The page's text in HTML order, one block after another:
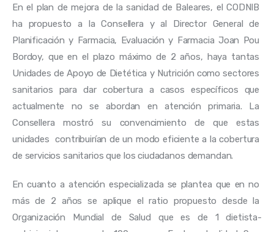
En el plan de mejora de la sanidad de Baleares, el CODNIB
ha propuesto a la Consellera y al Director General de
Planificación y Farmacia, Evaluación y Farmacia Joan Pou
Bordoy, que en el plazo máximo de 2 años, haya tantas
Unidades de Apoyo de Dietética y Nutrición como sectores
sanitarios para dar cobertura a casos específicos que
actualmente no se abordan en atención primaria. La
Consellera mostró su convencimiento de que estas
unidades  contribuirían de un modo eficiente a la cobertura
de servicios sanitarios que los ciudadanos demandan.
En cuanto a atención especializada se plantea que en no
más de 2 años se aplique el ratio propuesto desde la
Organización Mundial de Salud que es de 1 dietista-